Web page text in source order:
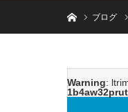
ホームブログ
Warning: